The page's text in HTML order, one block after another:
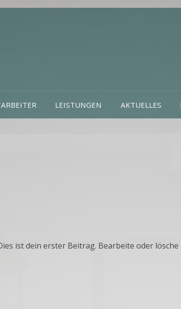
LEISTUNGEN AKTUELLES
ist dein erster Beitrag. Bearbeite oder